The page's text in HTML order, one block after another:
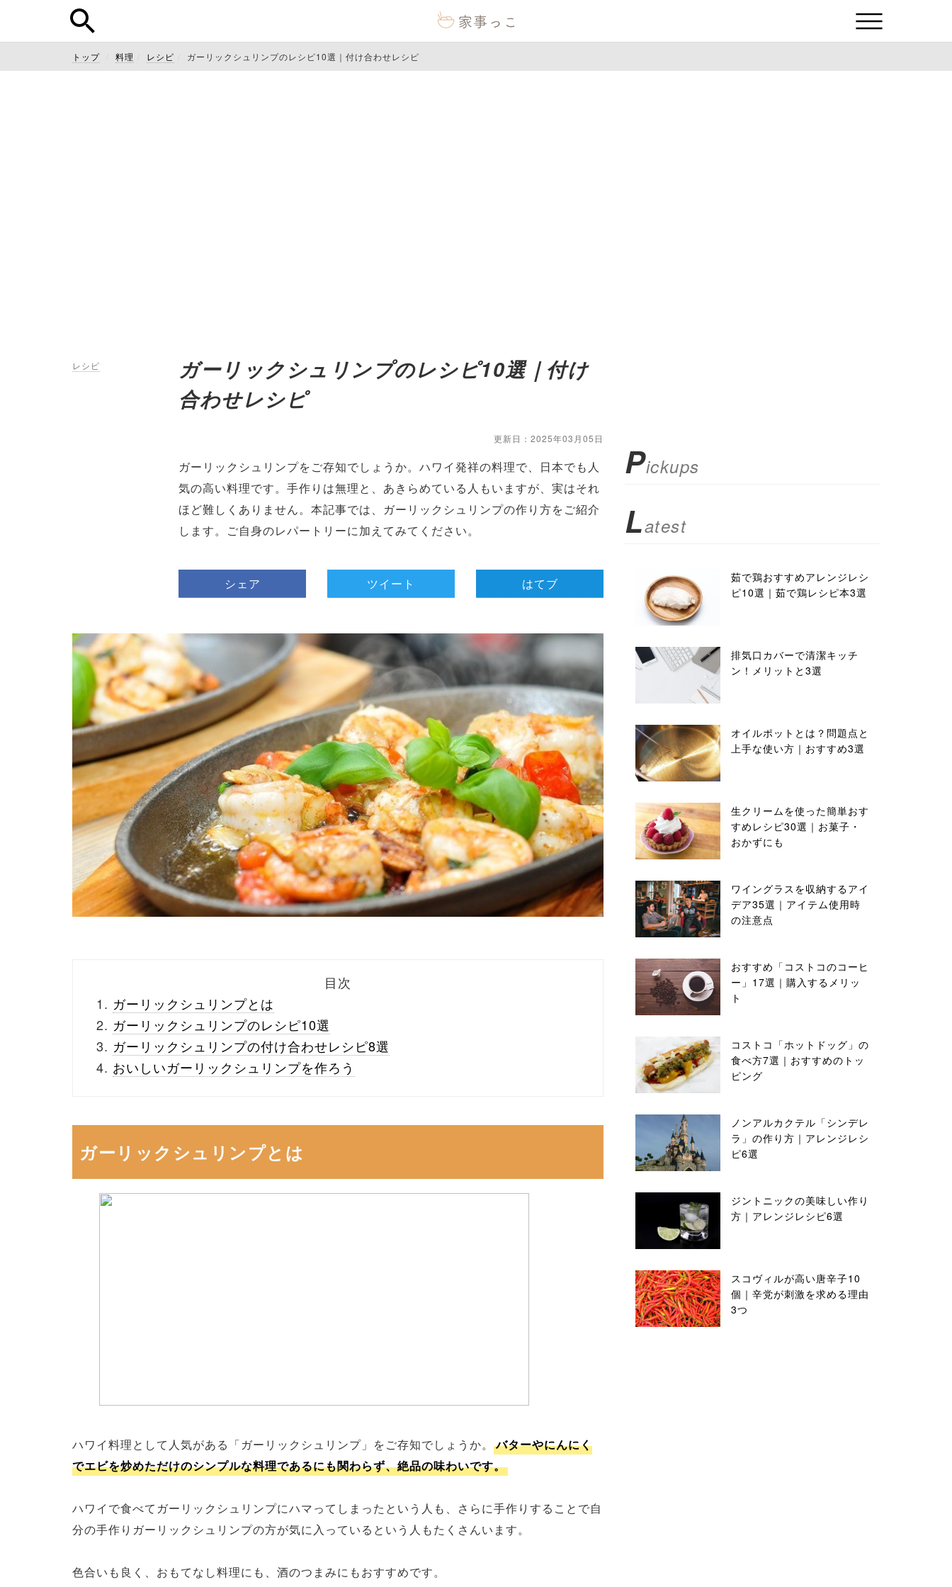
トップ 料理 レシピ ガーリックシュリンプのレシピ10選｜付け合わせレシピ
レシピ
ガーリックシュリンプのレシピ10選｜付け
合わせレシピ
更新日：2025年03月05日
ガーリックシュリンプをご存知でしょうか。ハワイ発祥の料理で、日本でも人
気の高い料理です。手作りは無理と、あきらめている人もいますが、実はそれ
ほど難しくありません。本記事では、ガーリックシュリンプの作り方をご紹介
します。ご自身のレパートリーに加えてみてください。
シェア ツイート はてブ
目次
ガーリックシュリンプとは
ガーリックシュリンプのレシピ10選
ガーリックシュリンプの付け合わせレシピ8選
おいしいガーリックシュリンプを作ろう
ガーリックシュリンプとは
ハワイ料理として人気がある「ガーリックシュリンプ」をご存知でしょうか。
バターやにんにく
でエビを炒めただけのシンプルな料理であるにも関わらず、絶品の味わいです。
ハワイで食べてガーリックシュリンプにハマってしまったという人も、さらに手作りすることで自
分の手作りガーリックシュリンプの方が気に入っているという人もたくさんいます。
色合いも良く、おもてなし料理にも、酒のつまみにもおすすめです。
Pickups
Latest
茹で鶏おすすめアレンジレシ
ピ10選｜茹で鶏レシピ本3選
排気口カバーで清潔キッチ
ン！メリットと3選
オイルポットとは？問題点と
上手な使い方｜おすすめ3選
生クリームを使った簡単おす
すめレシピ30選｜お菓子・
おかずにも
ワイングラスを収納するアイ
デア35選｜アイテム使用時
の注意点
おすすめ「コストコのコーヒ
ー」17選｜購入するメリッ
ト
コストコ「ホットドッグ」の
食べ方7選｜おすすめのトッ
ピング
ノンアルカクテル「シンデレ
ラ」の作り方｜アレンジレシ
ピ6選
ジントニックの美味しい作り
方｜アレンジレシピ6選
スコヴィルが高い唐辛子10
個｜辛党が刺激を求める理由
3つ